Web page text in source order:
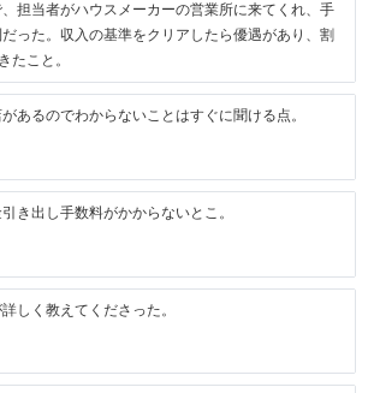
担当者がハウスメーカーの営業所に来てくれ、手
った。収入の基準をクリアしたら優遇があり、割
たこと。
あるのでわからないことはすぐに聞ける点。
き出し手数料がかからないとこ。
しく教えてくださった。